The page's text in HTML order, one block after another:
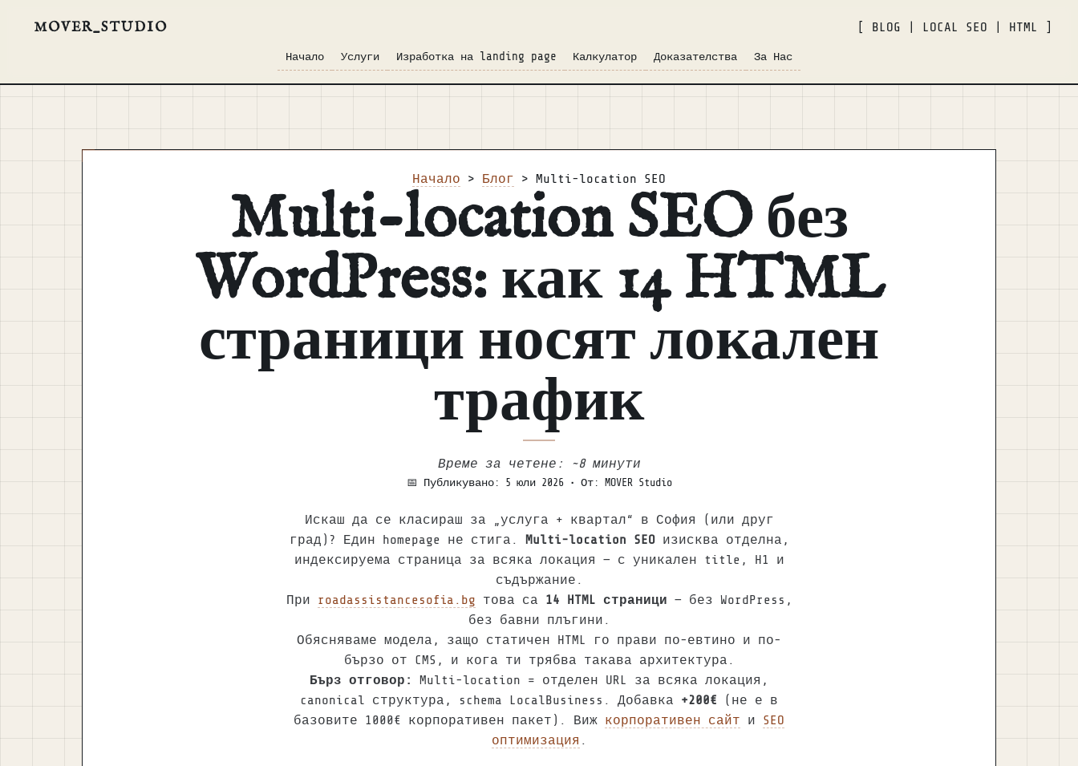
MOVER_STUDIO [ BLOG | LOCAL SEO | HTML ]
Начало Услуги Изработка на landing page Калкулатор Доказателства За Нас
Начало > Блог > Multi-location SEO
Multi-location SEO без
WordPress: как 14 HTML
страници носят локален
трафик
Време за четене: ~8 минути
📅 Публикувано: 5 юли 2026 • От: MOVER Studio
Искаш да се класираш за „услуга + квартал“ в София (или друг
град)? Един homepage не стига.
Multi-location SEOизисква отделна,
индексируема страница за всяка локация — с уникален title, H1 и
съдържание.
При roadassistancesofia.bg това са 14 HTML страници — без WordPress,
без бавни плъгини.
Обясняваме модела, защо статичен HTML го прави по-евтино и по-
бързо от CMS, и кога ти трябва такава архитектура.
Бърз отговор:
Multi-location = отделен URL за всяка локация,
canonical структура, schema LocalBusiness. Добавка +200€ (не е в
базовите 1000€ корпоративен пакет). Виж корпоративен сайт и SEO
оптимизация .